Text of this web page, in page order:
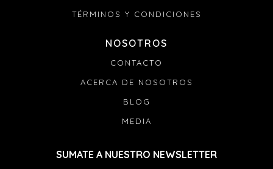
TÉRMINOS Y CONDICIONES
NOSOTROS
CONTACTO
ACERCA DE NOSOTROS
BLOG
MEDIA
SUMATE A NUESTRO NEWSLETTER